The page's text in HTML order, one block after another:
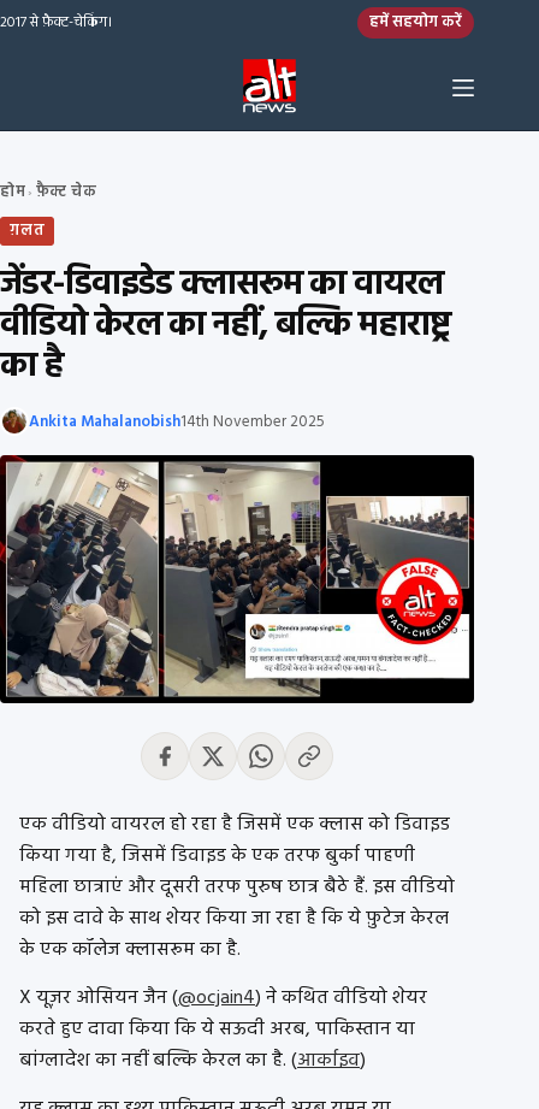
Skip to content
2017 से फ़ैक्ट-चेकिंग। हमें सहयोग करें
होम› फ़ैक्ट चेक
ग़लत
जेंडर-डिवाइडेड क्लासरूम का वायरल
वीडियो केरल का नहीं, बल्कि महाराष्ट्र
का है
Ankita Mahalanobish14th November 2025
एक वीडियो वायरल हो रहा है जिसमें एक क्लास को डिवाइड
किया गया है, जिसमें डिवाइड के एक तरफ बुर्का पाहणी
महिला छात्राएं और दूसरी तरफ पुरुष छात्र बैठे हैं. इस वीडियो
को इस दावे के साथ शेयर किया जा रहा है कि ये फ़ुटेज केरल
के एक कॉलेज क्लासरूम का है.
X यूज़र ओसियन जैन (@ocjain4) ने कथित वीडियो शेयर
करते हुए दावा किया कि ये सऊदी अरब, पाकिस्तान या
बांग्लादेश का नहीं बल्कि केरल का है. (आर्काइव)